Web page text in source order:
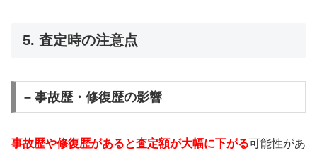
5. 査定時の注意点
– 事故歴・修復歴の影響
事故歴や修復歴があると査定額が大幅に下がる可能性があ